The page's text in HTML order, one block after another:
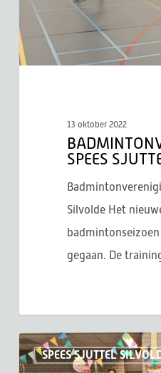
13 oktober 2022
SPEES
Silvolde Het
gegaan. De
Spees
Sjuttel
SPEES SJUTTEL